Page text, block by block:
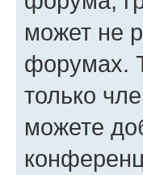
может не
форумах.
только
можете